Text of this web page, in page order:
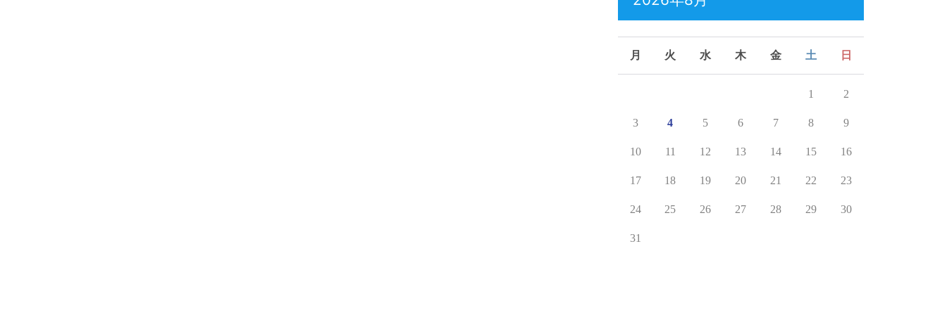
月 火 水 木 金 土 日
1 2
3 4 5 6 7 8 9
10 11 12 13 14 15 16
17 18 19 20 21 22 23
24 25 26 27 28 29 30
31